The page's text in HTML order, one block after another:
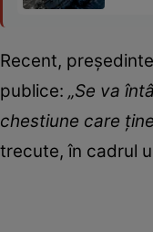
Recent,
publice: „Se va
chestiune care
trecute, în cadrul